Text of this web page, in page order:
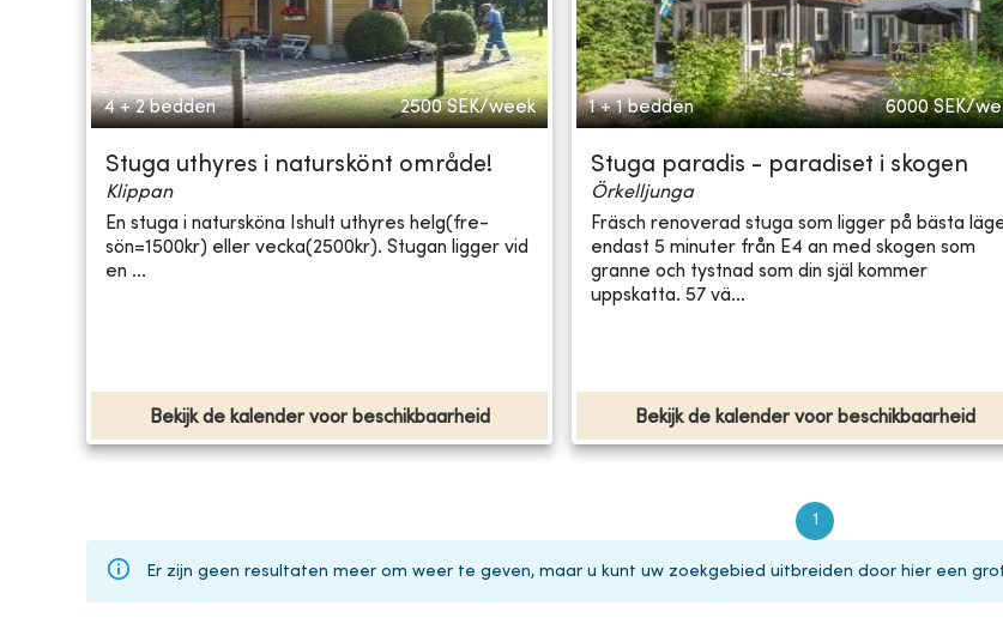
4 + 2 bedden 2500 SEK/week
Stuga uthyres i naturskönt område!
Klippan
En stuga i natursköna Ishult uthyres helg(fre-
sön=1500kr) eller vecka(2500kr). Stugan ligger vid
en ...
Bekijk de kalender voor beschikbaarheid
1 + 1 bedden 6000 SEK/
Stuga paradis - paradiset i skogen
Örkelljunga
Fräsch renoverad stuga som ligger på bästa
endast 5 minuter från E4 an med skogen som
granne och tystnad som din själ kommer
uppskatta. 57 vä...
Bekijk de kalender voor beschikbaarheid
1
Er zijn geen resultaten meer om weer te geven, maar u kunt uw zoekgebied uitbreiden door hier een